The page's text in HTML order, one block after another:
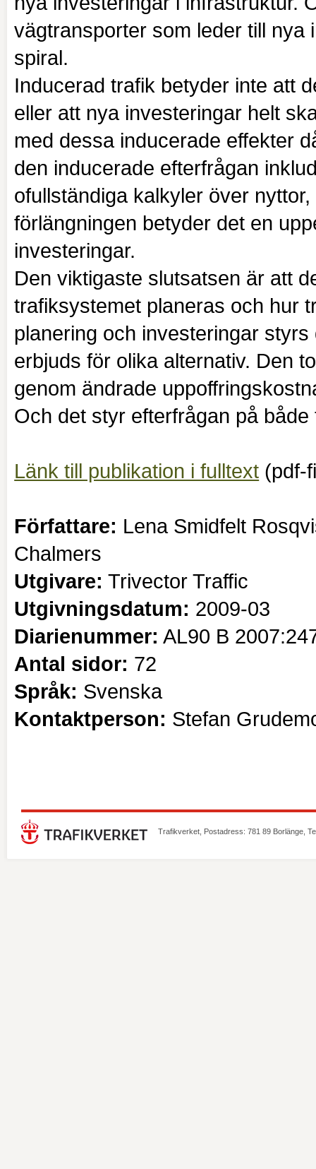
vägtransporter som leder till
spiral.
Inducerad trafik betyder inte att
eller att nya investeringar helt
med dessa inducerade effekter
den inducerade efterfrågan
ofullständiga kalkyler över
förlängningen betyder det en
investeringar.
Den viktigaste slutsatsen är att
trafiksystemet planeras och hur
planering och investeringar
erbjuds för olika alternativ. Den
genom ändrade
Och det styr efterfrågan på
Länk till publikation i fulltext (pdf-
Författare: Lena Smidfelt
Chalmers
Utgivare: Trivector Traffic
Utgivningsdatum: 2009-03
Diarienummer: AL90 B
Antal sidor: 72
Språk: Svenska
Kontaktperson: Stefan
Trafikverket, Postadress: 781 89 Borlänge,